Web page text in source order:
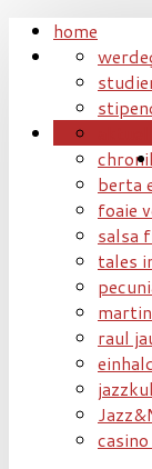
home
berta
foaie
salsa
tales
raul